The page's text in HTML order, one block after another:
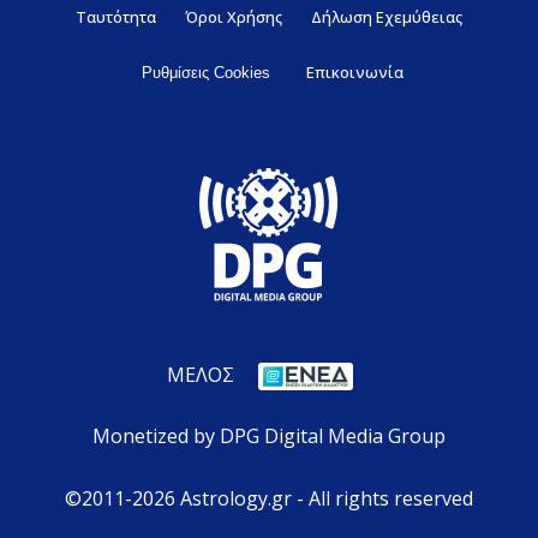
Ταυτότητα Όροι Χρήσης Δήλωση Εχεμύθειας
Ρυθμίσεις Cookies Επικοινωνία
ΜΕΛΟΣ
Monetized by DPG Digital Media Group
©2011-2026 Astrology.gr - All rights reserved